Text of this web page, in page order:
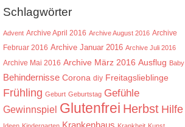
Schlagwörter
Advent Archive April 2016 Archive August 2016 Archive
Februar 2016 Archive Januar 2016 Archive Juli 2016
Archive Mai 2016 Archive März 2016 Ausflug Baby
Behindernisse Corona diy Freitagslieblinge
Frühling Geburt Geburtstag Gefühle
Gewinnspiel Glutenfrei Herbst Hilfe
Krankenhaus